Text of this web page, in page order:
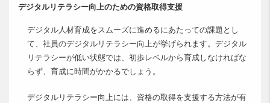
デジタルリテラシー向上のための資格取得支援
デジタル人材育成をスムーズに進めるにあたっての課題とし
て、社員のデジタルリテラシー向上が挙げられます。デジタル
リテラシーが低い状態では、初歩レベルから育成しなければな
らず、育成に時間がかかるでしょう。
デジタルリテラシー向上には、資格の取得を支援する方法が有